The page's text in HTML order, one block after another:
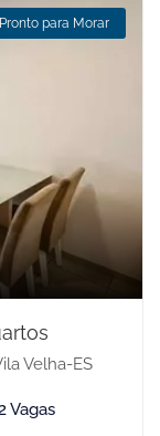
Pronto para Morar
Velha-ES
Vagas